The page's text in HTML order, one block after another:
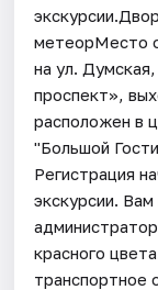
метеорМесто
на ул.
проспект»,
расположен в
"Большой
Регистрация
экскурсии.
красного
транспортное